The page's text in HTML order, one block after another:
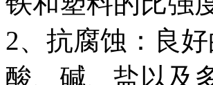
2、抗腐蚀：良
酸、碱、盐以及